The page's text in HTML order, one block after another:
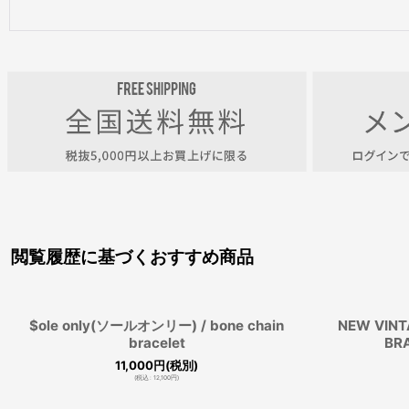
閲覧履歴に基づくおすすめ商品
$ole only(ソールオンリー) / bone chain
bracelet
11,000円(税別)
(税込: 12,100円)
NEW